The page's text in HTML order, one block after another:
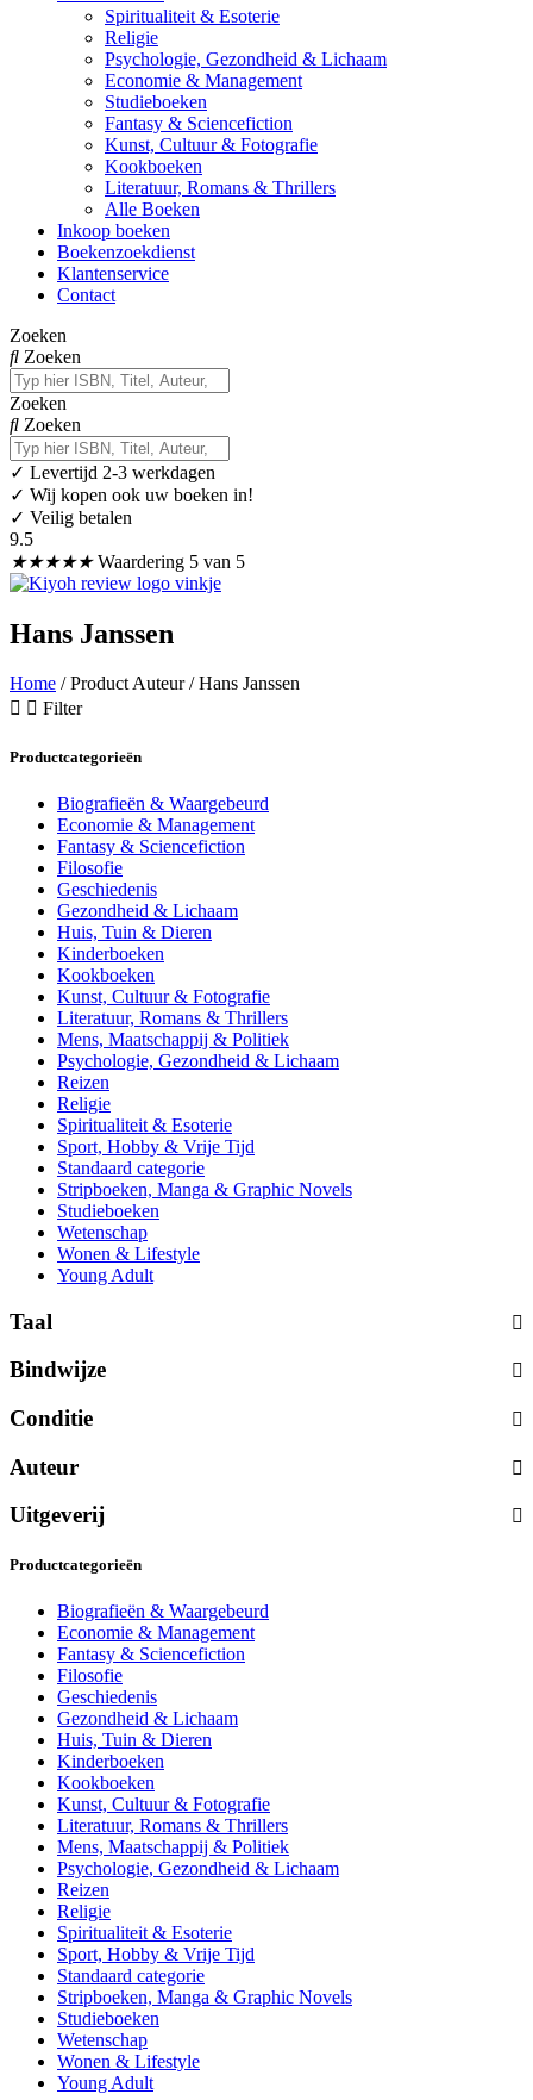
Spiritualiteit & Esoterie
Religie
Psychologie, Gezondheid & Lichaam
Economie & Management
Studieboeken
Fantasy & Sciencefiction
Kunst, Cultuur & Fotografie
Kookboeken
Literatuur, Romans & Thrillers
Alle Boeken
Inkoop boeken
Boekenzoekdienst
Klantenservice
Contact
Zoeken
Zoeken
Zoeken
Zoeken
✓ Levertijd 2-3 werkdagen
✓ Wij kopen ook uw boeken in!
✓ Veilig betalen
9.5
★★★★★ Waardering 5 van 5
Hans Janssen
Home / Product Auteur / Hans Janssen
Filter
Productcategorieën
Biografieën & Waargebeurd
Economie & Management
Fantasy & Sciencefiction
Filosofie
Geschiedenis
Gezondheid & Lichaam
Huis, Tuin & Dieren
Kinderboeken
Kookboeken
Kunst, Cultuur & Fotografie
Literatuur, Romans & Thrillers
Mens, Maatschappij & Politiek
Psychologie, Gezondheid & Lichaam
Reizen
Religie
Spiritualiteit & Esoterie
Sport, Hobby & Vrije Tijd
Standaard categorie
Stripboeken, Manga & Graphic Novels
Studieboeken
Wetenschap
Wonen & Lifestyle
Young Adult
Taal
Bindwijze
Conditie
Auteur
Uitgeverij
Productcategorieën
Biografieën & Waargebeurd
Economie & Management
Fantasy & Sciencefiction
Filosofie
Geschiedenis
Gezondheid & Lichaam
Huis, Tuin & Dieren
Kinderboeken
Kookboeken
Kunst, Cultuur & Fotografie
Literatuur, Romans & Thrillers
Mens, Maatschappij & Politiek
Psychologie, Gezondheid & Lichaam
Reizen
Religie
Spiritualiteit & Esoterie
Sport, Hobby & Vrije Tijd
Standaard categorie
Stripboeken, Manga & Graphic Novels
Studieboeken
Wetenschap
Wonen & Lifestyle
Young Adult